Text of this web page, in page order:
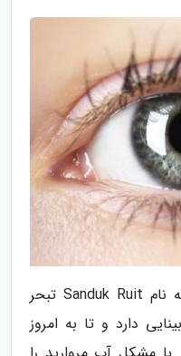
یک دکتر چشم پزشک در نپال به نام Sanduk Ruit تبحر
دارد و تا به امروز